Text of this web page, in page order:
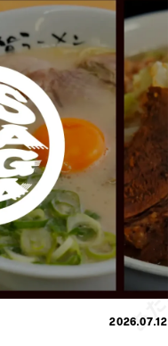
2026.07.12